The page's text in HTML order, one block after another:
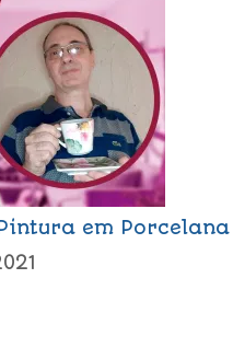
em Porcelana